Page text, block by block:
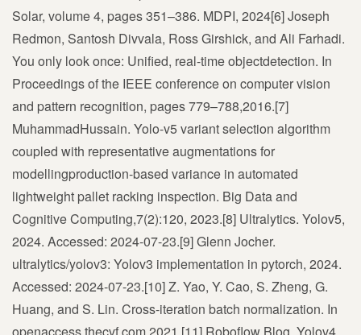
Solar, volume 4, pages 351–386. MDPI, 2024[6] Joseph
Redmon, Santosh Divvala, Ross Girshick, and Ali Farhadi.
You only look once: Unified, real-time objectdetection. In
Proceedings of the IEEE conference on computer vision
and pattern recognition, pages 779–788,2016.[7]
MuhammadHussain. Yolo-v5 variant selection algorithm
coupled with representative augmentations for
modellingproduction-based variance in automated
lightweight pallet racking inspection. Big Data and
Cognitive Computing,7(2):120, 2023.[8] Ultralytics. Yolov5,
2024. Accessed: 2024-07-23.[9] Glenn Jocher.
ultralytics/yolov3: Yolov3 implementation in pytorch, 2024.
Accessed: 2024-07-23.[10] Z. Yao, Y. Cao, S. Zheng, G.
Huang, and S. Lin. Cross-iteration batch normalization. In